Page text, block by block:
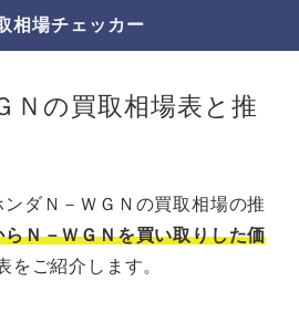
相場チェッカー
Ｎの買取相場表と推
ダＮ－ＷＧＮの買取相場の推
Ｎ－ＷＧＮを買い取りした価
をご紹介します。